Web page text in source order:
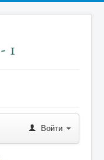
Войти